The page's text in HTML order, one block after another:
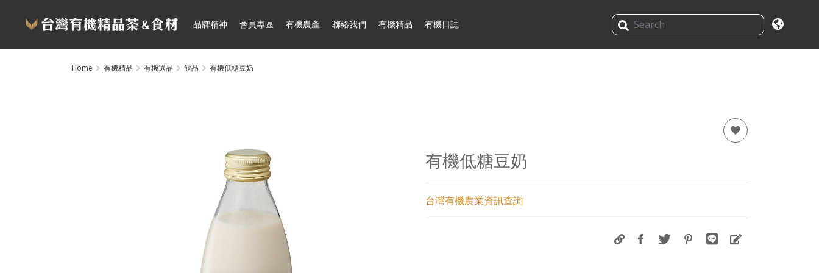
品牌精神 會員專區 有機農產 聯絡我們 有機精品 有機日誌
Home 有機精品 有機選品 飲品 有機低糖豆奶
有機低糖豆奶
台灣有機農業資訊查詢